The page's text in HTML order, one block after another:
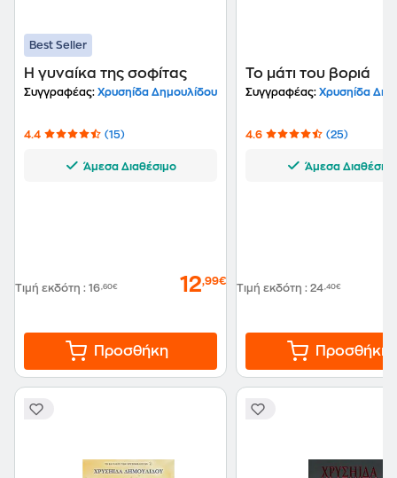
Best Seller
Η γυναίκα της σοφίτας
Συγγραφέας: Χρυσηίδα Δημουλίδου
4.4 (15)
Άμεσα Διαθέσιμο
Τιμή εκδότη : 16,60€ 12,99€
Προσθήκη
Το μάτι του βοριά
Συγγραφέας: Χρυσηίδα
4.6 (25)
Άμεσα Διαθέσιμο
Τιμή εκδότη : 24,40€
Προσθήκη